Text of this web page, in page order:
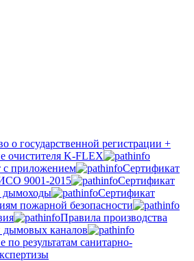
о государственной регистрации +
очистителя K-FLEX
приложением
Сертификат
9001-2015
Сертификат
дымоходы
Сертификат
пожарной безопасности
Правила производства
дымовых каналов
по результатам санитарно-